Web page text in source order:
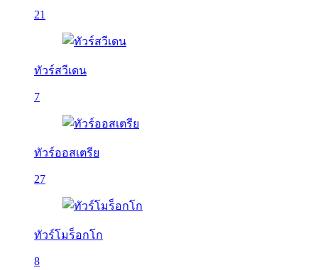
21
ทัวร์สวีเดน
7
ทัวร์ออสเตรีย
27
ทัวร์โมร็อกโก
8